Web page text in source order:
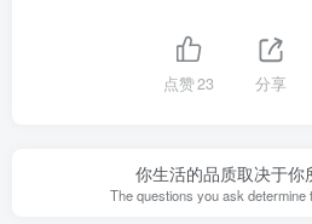
点赞23 分享
你生活的品质取决于你
The questions you ask determine